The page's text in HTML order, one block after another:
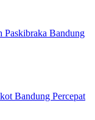
Paskibraka Bandung
Bandung Percepat